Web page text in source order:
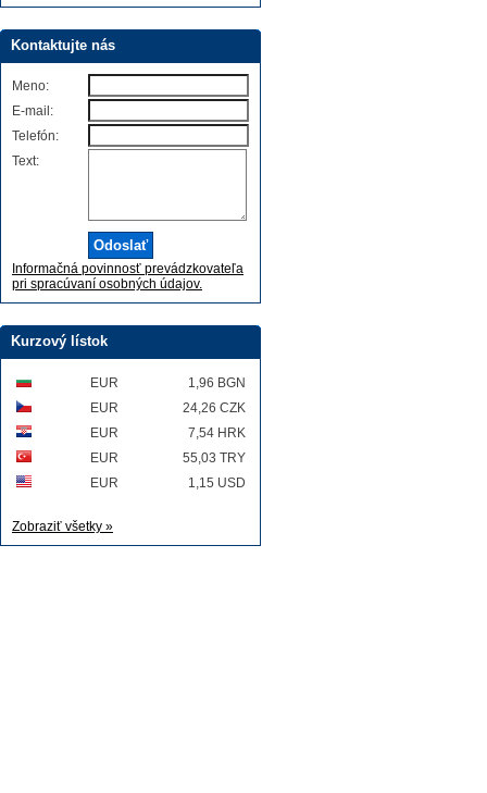
Kontaktujte nás
Meno:
E-mail:
Telefón:
Text:
Informačná povinnosť prevádzkovateľa
pri spracúvaní osobných údajov.
Kurzový lístok
EUR
1,96 BGN
EUR
24,26 CZK
EUR
7,54 HRK
EUR
55,03 TRY
EUR
1,15 USD
Zobraziť všetky »